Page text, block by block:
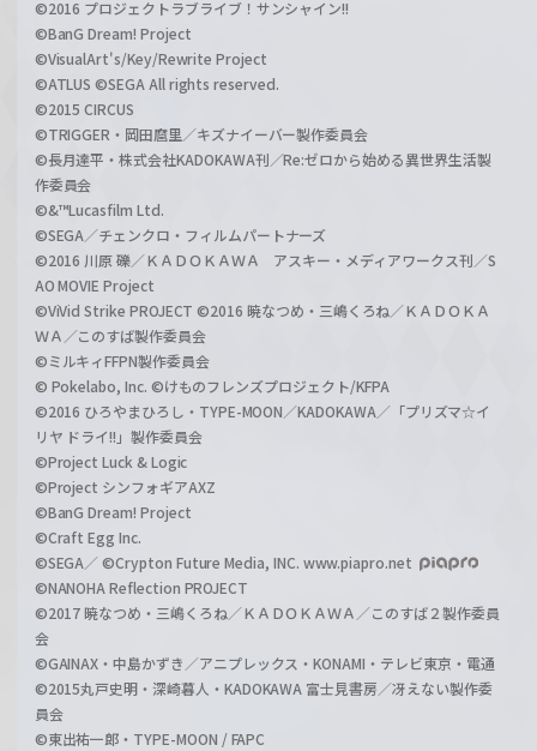
©2016 プロジェクトラブライブ！サンシャイン!!
©BanG Dream! Project
©VisualArt's/Key/Rewrite Project
©ATLUS ©SEGA All rights reserved.
©2015 CIRCUS
©TRIGGER・岡田麿里／キズナイーバー製作委員会
©長月達平・株式会社KADOKAWA刊／Re:ゼロから始める異世界生活製
作委員会
©&™Lucasfilm Ltd.
©SEGA／チェンクロ・フィルムパートナーズ
©2016 川原 礫／ＫＡＤＯＫＡＷＡ アスキー・メディアワークス刊／S
AO MOVIE Project
©ViVid Strike PROJECT ©2016 暁なつめ・三嶋くろね／ＫＡＤＯＫＡ
ＷＡ／このすば製作委員会
©ミルキィFFPN製作委員会
© Pokelabo, Inc. ©けものフレンズプロジェクト/KFPA
©2016 ひろやまひろし・TYPE-MOON／KADOKAWA／「プリズマ☆イ
リヤ ドライ!!」製作委員会
©Project Luck & Logic
©Project シンフォギアAXZ
©BanG Dream! Project
©Craft Egg Inc.
©SEGA／ ©Crypton Future Media, INC. www.piapro.net
©NANOHA Reflection PROJECT
©2017 暁なつめ・三嶋くろね／ＫＡＤＯＫＡＷＡ／このすば２製作委員
会
©GAINAX・中島かずき／アニプレックス・KONAMI・テレビ東京・電通
©2015丸戸史明・深崎暮人・KADOKAWA 富士見書房／冴えない製作委
員会
©東出祐一郎・TYPE-MOON / FAPC